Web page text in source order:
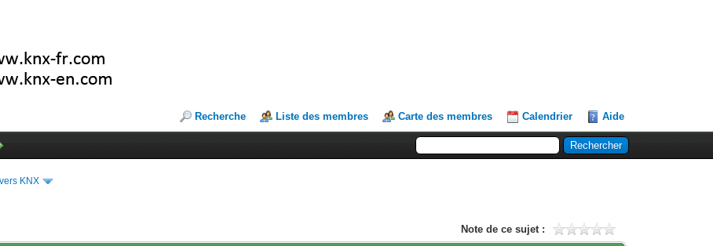
Recherche Liste des membres Carte des membres Calendrier Aide
KNX
Note de ce sujet :